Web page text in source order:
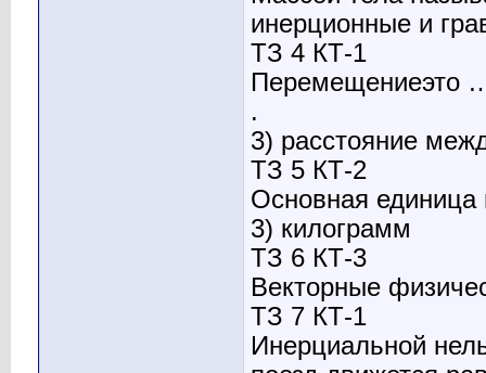
инерционные и
ТЗ 4 КТ-1
Перемещениеэто
.
3) расстояние
ТЗ 5 КТ-2
Основная
3) килограмм
ТЗ 6 КТ-3
Векторные
ТЗ 7 КТ-1
Инерциальной